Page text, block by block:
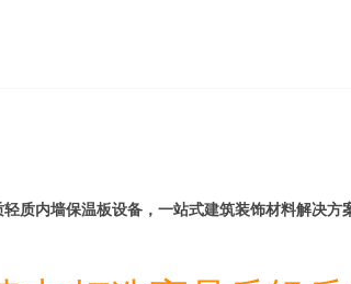
质内墙保温板设备，一站式建筑装饰材料解决方